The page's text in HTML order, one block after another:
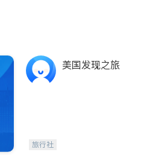
美国发现之旅
旅行社